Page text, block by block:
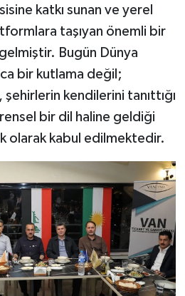
katkı sunan ve yerel
taşıyan önemli bir
Bugün Dünya
bir kutlama değil;
kendilerini tanıttığı
bir dil haline geldiği
olarak kabul edilmektedir.